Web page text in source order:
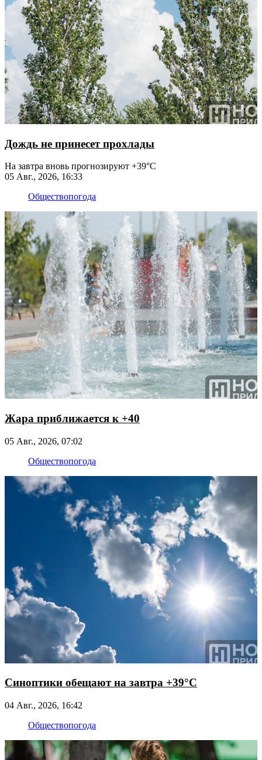
Дождь не принесет прохлады
На завтра вновь прогнозируют +39°С
05 Авг., 2026, 16:33
Обществопогода
Жара приближается к +40
05 Авг., 2026, 07:02
Обществопогода
Синоптики обещают на завтра +39°С
04 Авг., 2026, 16:42
Обществопогода